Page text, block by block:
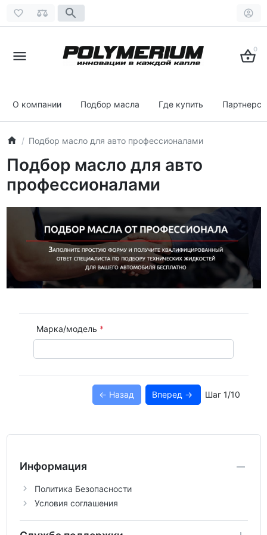
0
О компании Подбор масла Где купить
Подбор масло для авто профессионалами
Подбор масло для авто
профессионалами
Марка/модель
<- Назад Вперед -> Шаг 1/10
Информация
Политика Безопасности
Условия соглашения